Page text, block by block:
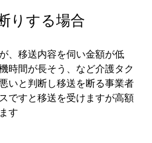
りする場合
、移送内容を伺い金額が低
時間が長そう、など介護タク
いと判断し移送を断る事業者
ですと移送を受けますが高額
す